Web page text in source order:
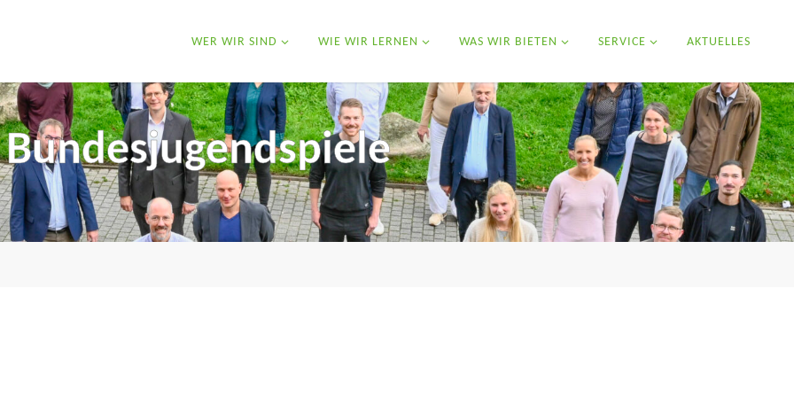
WER WIR SIND WIE WIR LERNEN WAS WIR BIETEN SERVICE AKTUELLES
Bundesjugendspiele